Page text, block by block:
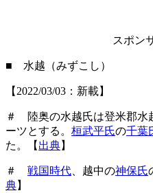
スポン
■ 水越（みずこし）
【2022/03/03：新載】
＃ 陸奥の水越氏は登米郡水
ーツとする。 桓武平氏の千葉
た。【 出典】
＃ 戦国時代 、越中の神保氏
典】